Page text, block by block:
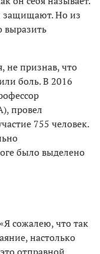
защищают. Но из
не признав, что
боль. В 2016
провел
755 человек.
было выделено
сожалею, что так
настолько